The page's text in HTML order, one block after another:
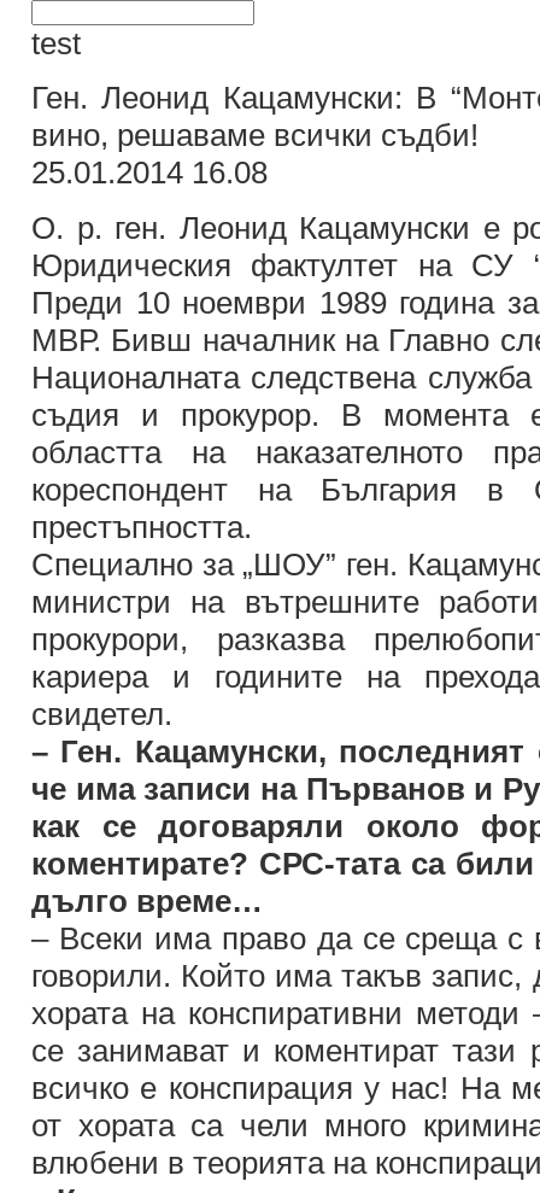
test
Ген. Леонид Кацамунски: В
вино, решаваме всички съдби!
25.01.2014 16.08
О. р. ген. Леонид Кацамунски е
Юридическия фактултет на СУ
Преди 10 ноември 1989 година
МВР. Бивш началник на Главно
Националната следствена
съдия и прокурор. В момента
областта на наказателното
кореспондент на България
престъпността.
Специално за „ШОУ” ген.
министри на вътрешните
прокурори, разказва
кариера и годините на
свидетел.
– Ген. Кацамунски,
че има записи на Първанов и
как се договаряли около
коментирате? СРС-тата са
дълго време…
– Всеки има право да се среща с
говорили. Който има такъв
хората на конспиративни методи
се занимават и коментират тази
всичко е конспирация у нас! На
от хората са чели много
влюбени в теорията на